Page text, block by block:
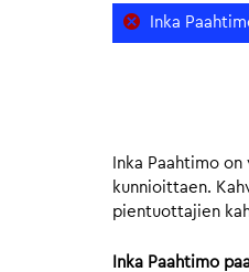
Inka
Inka Paahtimo
kunnioittaen.
pientuottajien
Inka Paahtimo